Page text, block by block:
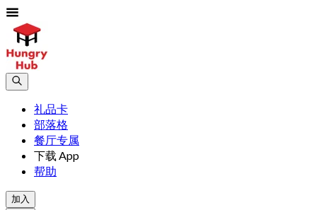
礼品卡
部落格
餐厅专属
下载 App
帮助
加入